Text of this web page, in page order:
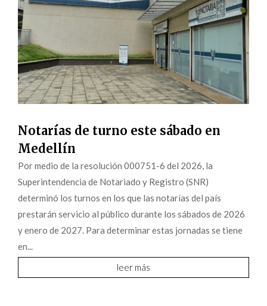
Notarías de turno este sábado en
Medellín
Por medio de la resolución 000751-6 del 2026, la
Superintendencia de Notariado y Registro (SNR)
determinó los turnos en los que las notarías del país
prestarán servicio al público durante los sábados de 2026
y enero de 2027. Para determinar estas jornadas se tiene
en...
leer más